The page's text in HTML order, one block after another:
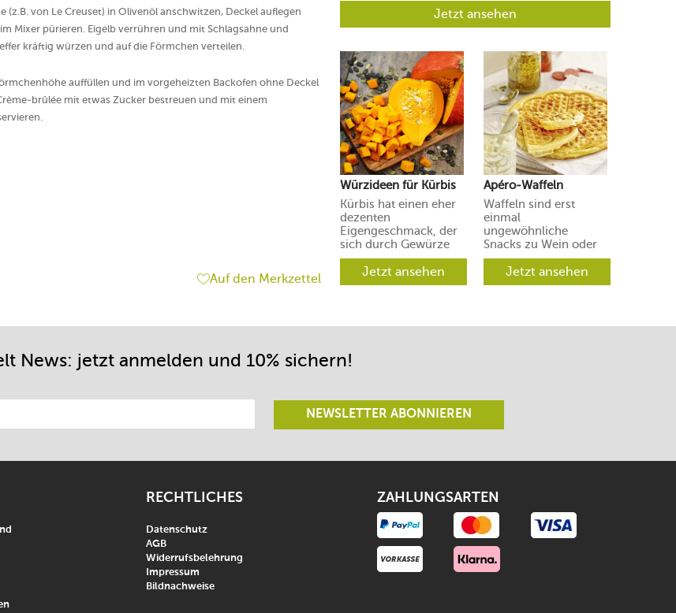
von Le Creuset) in Olivenöl anschwitzen, Deckel auflegen
Mixer pürieren. Eigelb verrühren und mit Schlagsahne und
kräftig würzen und auf die Förmchen verteilen.
auffüllen und im vorgeheizten Backofen ohne Deckel
brûlée mit etwas Zucker bestreuen und mit einem
Auf den Merkzettel
Jetzt ansehen
Würzideen für Kürbis
Kürbis hat einen eher
dezenten
Eigengeschmack, der
sich durch Gewürze
und Aromen leicht in
verschiedene
Richtungen lenken
Jetzt ansehen
Apéro-Waffeln
Waffeln sind erst
einmal
ungewöhnliche
Snacks zu Wein oder
Prosecco. Ihre Gäste
werden aber
begeistert sein.
Jetzt ansehen
News: jetzt anmelden und 10% sichern!
NEWSLETTER ABONNIEREN
RECHTLICHES
Datenschutz
AGB
Widerrufsbelehrung
Impressum
Bildnachweise
ZAHLUNGSARTEN